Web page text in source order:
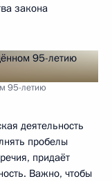
закона
95-летию
деятельность
пробелы
придаёт
Важно, чтобы